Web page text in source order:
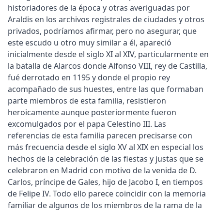
historiadores de la época y otras averiguadas por
Araldis en los archivos registrales de ciudades y otros
privados, podríamos afirmar, pero no asegurar, que
este escudo u otro muy similar a él, apareció
inicialmente desde el siglo XI al XIV, particularmente en
la batalla de Alarcos donde Alfonso VIII, rey de Castilla,
fué derrotado en 1195 y donde el propio rey
acompañado de sus huestes, entre las que formaban
parte miembros de esta familia, resistieron
heroicamente aunque posteriormente fueron
excomulgados por el papa Celestino III. Las
referencias de esta familia parecen precisarse con
más frecuencia desde el siglo XV al XIX en especial los
hechos de la celebración de las fiestas y justas que se
celebraron en Madrid con motivo de la venida de D.
Carlos, príncipe de Gales, hijo de Jacobo I, en tiempos
de Felipe IV. Todo ello parece coincidir con la memoria
familiar de algunos de los miembros de la rama de la